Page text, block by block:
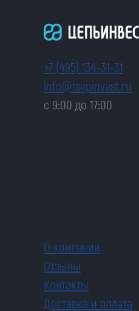
+7 (495) 134-31-31
info@tsepinvest.ru
с 9:00 до 17:00
О компании
Отзывы
Контакты
Доставка и оплата